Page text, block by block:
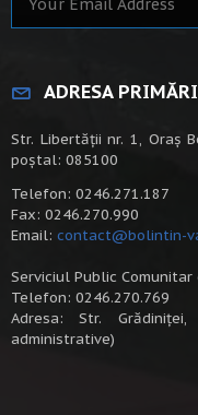
ADRESA
Str. Libertății nr. 1, Oraș
poștal: 085100
Telefon: 0246.271.187
Fax: 0246.270.990
Email: contact@bolintin-
Serviciul Public
Telefon: 0246.270.769
Adresa: Str.
administrative)